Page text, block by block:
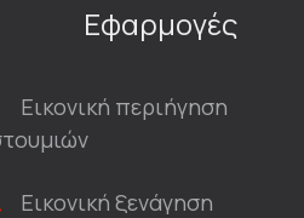
Εφαρμογές
Εικονική περιήγηση
Εικονική ξενάγηση